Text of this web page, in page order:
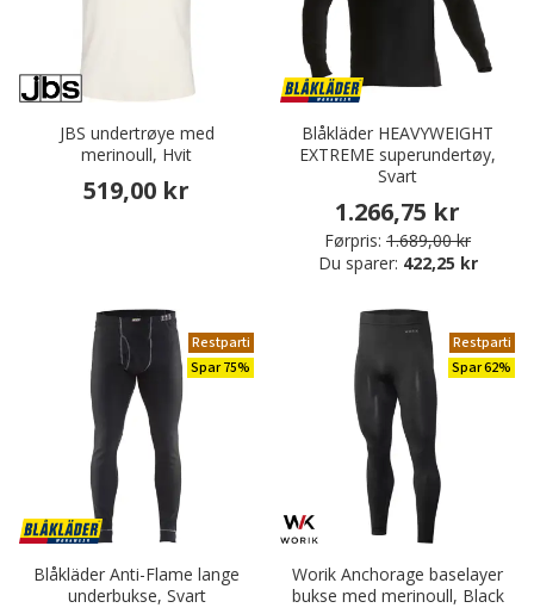
JBS undertrøye med
merinoull, Hvit
519,00 kr
Blåkläder HEAVYWEIGHT
EXTREME superundertøy,
Svart
1.266,75 kr
Førpris: 1.689,00 kr
Du sparer: 422,25 kr
Restparti
Spar 75%
Blåkläder Anti-Flame lange
underbukse, Svart
Restparti
Spar 62%
Worik Anchorage baselayer
bukse med merinoull, Black